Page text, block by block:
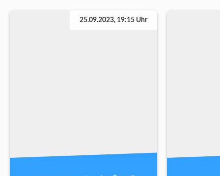
25.09.2023, 19:15 Uhr